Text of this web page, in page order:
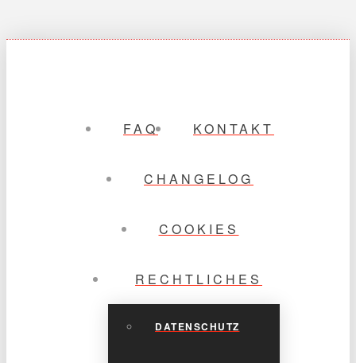
FAQ KONTAKT
CHANGELOG
COOKIES
RECHTLICHES
DATENSCHUTZ